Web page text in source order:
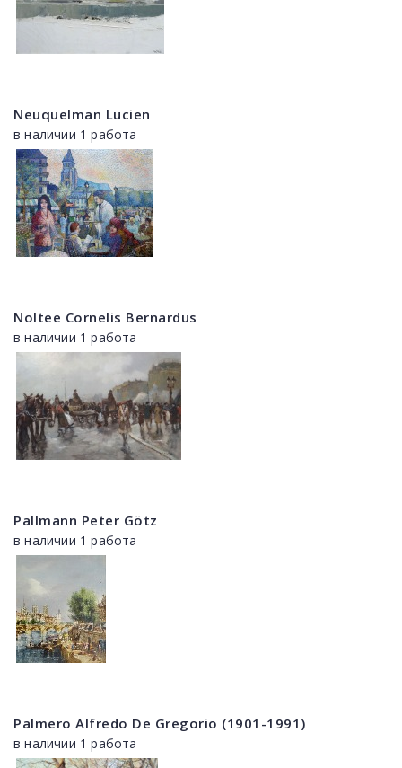
Neuquelman Lucien
в наличии 1 работа
Noltee Cornelis Bernardus
в наличии 1 работа
Pallmann Peter Götz
в наличии 1 работа
Palmero Alfredo De Gregorio (1901-1991)
в наличии 1 работа